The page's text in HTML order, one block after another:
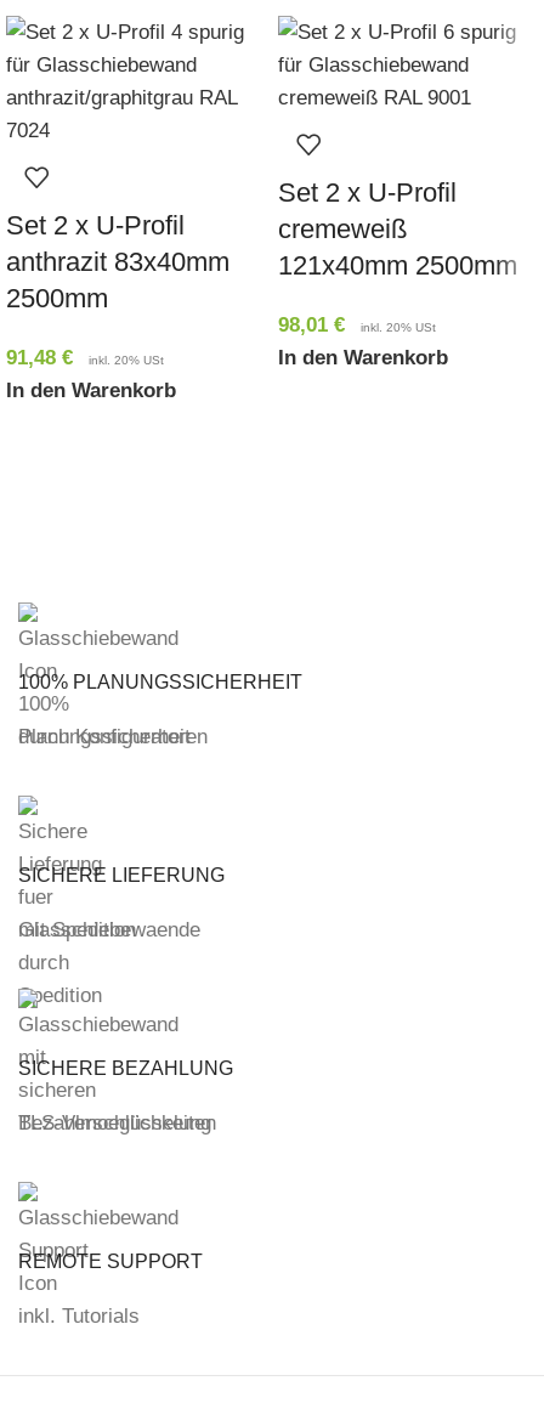
Set 2 x U-Profil
anthrazit 83x40mm
2500mm
91,48 € inkl. 20% USt
In den Warenkorb
Set 2 x U-Profil
cremeweiß
121x40mm 2500mm
98,01 € inkl. 20% USt
In den Warenkorb
100% PLANUNGSSICHERHEIT
durch Konfiguratoren
SICHERE LIEFERUNG
mit Spedition
SICHERE BEZAHLUNG
TLS-Verschlüsselung
REMOTE SUPPORT
inkl. Tutorials